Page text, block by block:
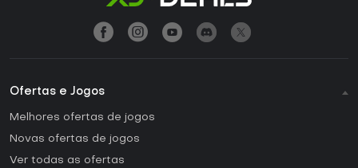
Ofertas e Jogos
Melhores ofertas de jogos
Novas ofertas de jogos
Ver todas as ofertas